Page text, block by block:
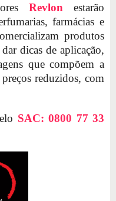
Revlon estarão
farmácias e
produtos
dicas de aplicação,
que compõem a
reduzidos, com
SAC: 0800 77 33